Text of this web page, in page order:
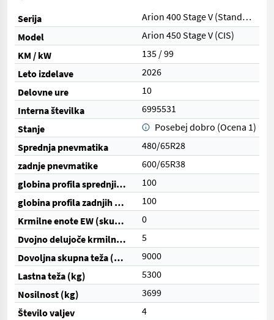
Serija
Arion 400 Stage V (Standard / CIS / CIS+)
Model
Arion 450 Stage V (CIS)
KM / kW
135 / 99
Leto izdelave
2026
Delovne ure
10
Interna številka
6995531
Stanje
Posebej dobro (Ocena 1)
Sprednja pnevmatika
480/65R28
zadnje pnevmatike
600/65R38
globina profila sprednjih pnevmatik (%)
100
globina profila zadnjih pnevmatik (%)
100
Krmilne enote EW (skupaj)
0
Dvojno delujoče krmilne enote (skupaj)
5
Dovoljna skupna teža (kg)
9000
Lastna teža (kg)
5300
Nosilnost (kg)
3699
Število valjev
4